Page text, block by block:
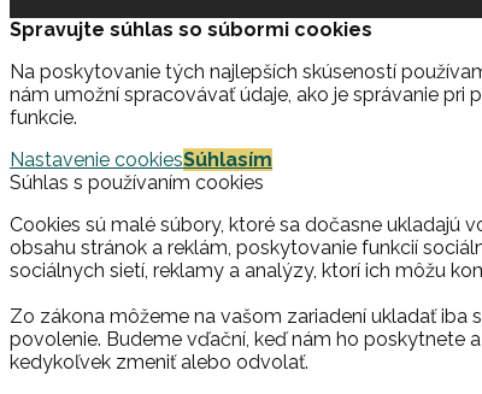
Spravujte súhlas so súbormi cookies
Na poskytovanie tých najlepších skúseností
nám umožní spracovávať údaje, ako je správanie
funkcie.
Nastavenie cookiesSúhlasím
Súhlas s používaním cookies
Cookies sú malé súbory, ktoré sa dočasne ukladajú
obsahu stránok a reklám, poskytovanie funkcií
sociálnych sietí, reklamy a analýzy, ktorí ich môžu
Zo zákona môžeme na vašom zariadení ukladať
povolenie. Budeme vďační, keď nám ho poskytnete
kedykoľvek zmeniť alebo odvolať.